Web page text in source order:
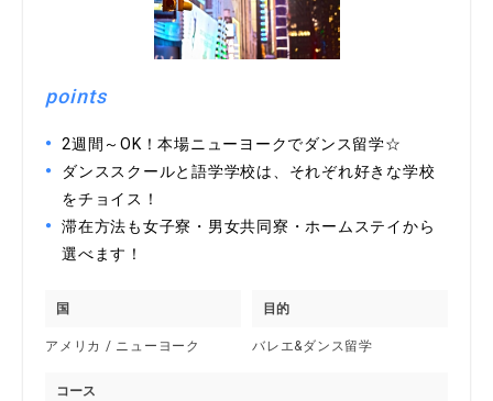
points
2週間～OK！本場ニューヨークでダンス留学☆
ダンススクールと語学学校は、それぞれ好きな学校
をチョイス！
滞在方法も女子寮・男女共同寮・ホームステイから
選べます！
国
アメリカ / ニューヨーク
目的
バレエ&ダンス留学
コース